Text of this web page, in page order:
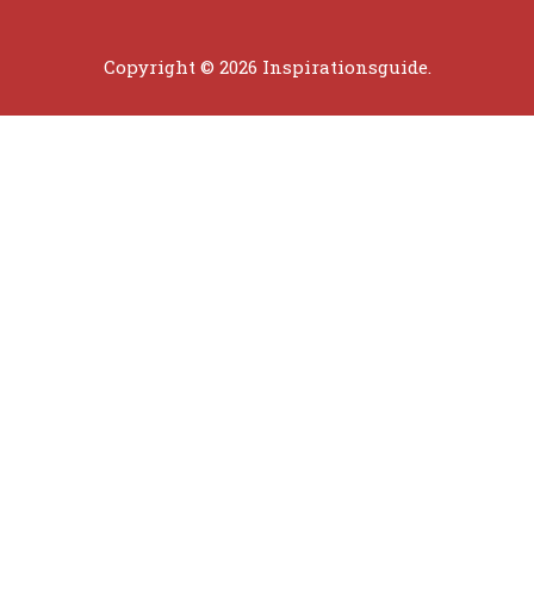
Copyright © 2026 Inspirationsguide.